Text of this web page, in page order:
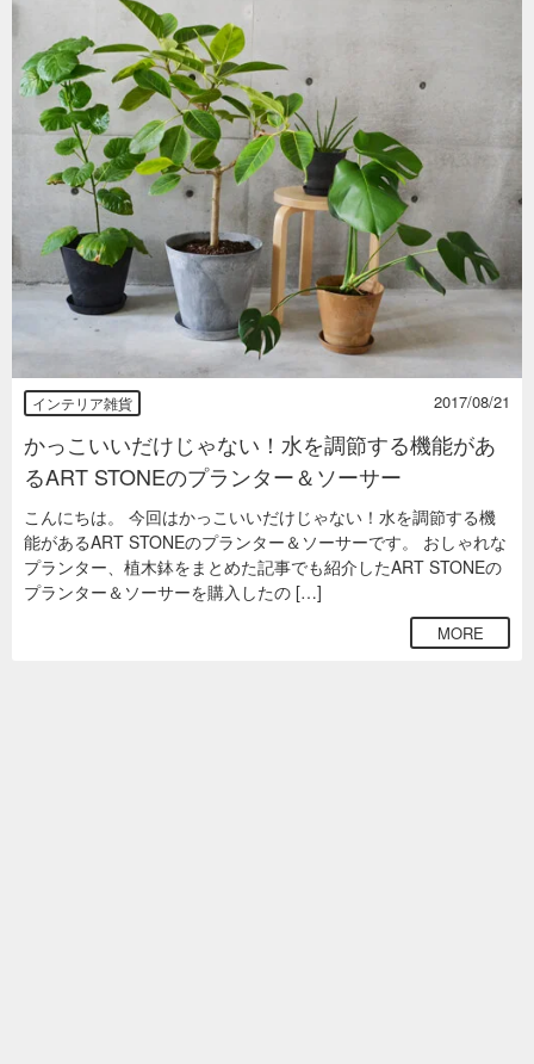
インテリア雑貨 2017/08/21
かっこいいだけじゃない！水を調節する機能があ
るART STONEのプランター＆ソーサー
こんにちは。 今回はかっこいいだけじゃない！水を調節する機
能があるART STONEのプランター＆ソーサーです。 おしゃれな
プランター、植木鉢をまとめた記事でも紹介したART STONEの
プランター＆ソーサーを購入したの […]
MORE